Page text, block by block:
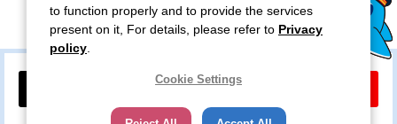
to function properly and to provide the services
present on it, For details, please refer to Privacy
policy
Cookie Settings